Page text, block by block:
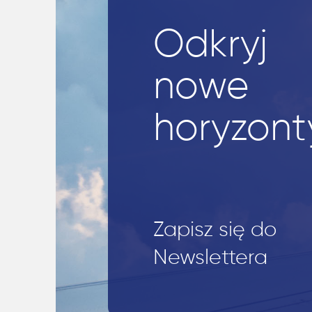
Odkryj
nowe
Zapisz się do
Newslettera